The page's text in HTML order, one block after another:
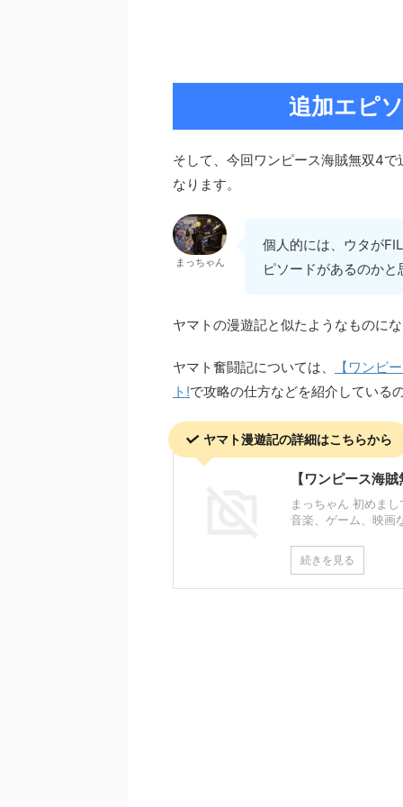
追加エピ
そして、今回ワンピース海賊無双4
なります。
まっちゃん
個人的には、ウタが
ピソードがあるのか
ヤマトの漫遊記と似たようなものに
ヤマト奮闘記については、
【ワンピ
ト!で攻略の仕方などを紹介している
ヤマト漫遊記の詳細はこちらから
【ワンピース海
まっちゃん 初めま
音楽、ゲーム、映画
続きを見る